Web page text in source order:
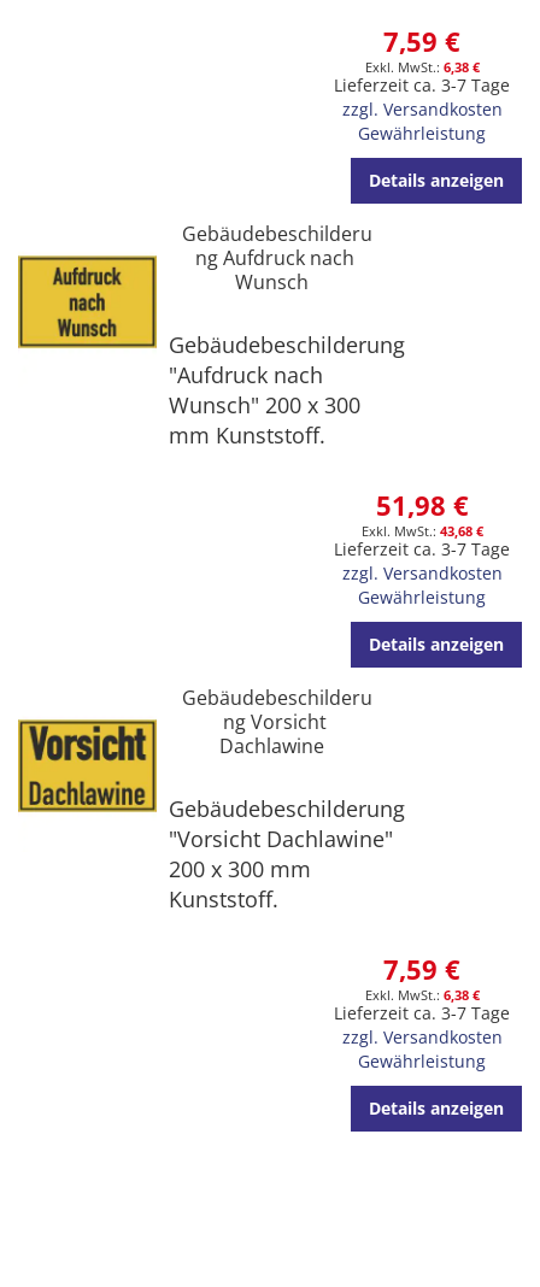
7,59 €
6,38 €
Lieferzeit ca. 3-7 Tage
zzgl. Versandkosten
Gewährleistung
Details anzeigen
Gebäudebeschilderu
ng Aufdruck nach
Wunsch
Gebäudebeschilderung
"Aufdruck nach
Wunsch" 200 x 300
mm Kunststoff.
51,98 €
43,68 €
Lieferzeit ca. 3-7 Tage
zzgl. Versandkosten
Gewährleistung
Details anzeigen
Gebäudebeschilderu
ng Vorsicht
Dachlawine
Gebäudebeschilderung
"Vorsicht Dachlawine"
200 x 300 mm
Kunststoff.
7,59 €
6,38 €
Lieferzeit ca. 3-7 Tage
zzgl. Versandkosten
Gewährleistung
Details anzeigen